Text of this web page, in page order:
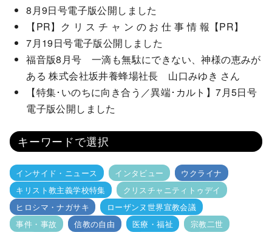
8月9日号電子版公開しました
【PR】ク リ ス チ ャ ン の お 仕 事 情 報【PR】
7月19日号電子版公開しました
福音版8月号 一滴も無駄にできない、神様の恵みが
ある 株式会社坂井養蜂場社長 山口みゆき さん
【特集･いのちに向き合う／異端･カルト】7月5日号
電子版公開しました
キーワードで選択
インサイド・ニュース インタビュー
ウクライナ
キリスト教主義学校特集
クリスチャニティトゥデイ
ヒロシマ・ナガサキ
ローザンヌ世界宣教会議
事件・事故
信教の自由 医療・福祉
宗教二世